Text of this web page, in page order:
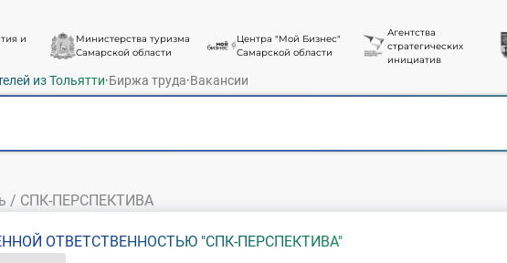
и
Министерства туризма
Самарской области
Центра "Мой Бизнес"
Самарской области
Агентства
стратегических
инициатив
из Тольятти·Биржа труда·Вакансии
/ СПК-ПЕРСПЕКТИВА
ОТВЕТСТВЕННОСТЬЮ "СПК-ПЕРСПЕКТИВА"